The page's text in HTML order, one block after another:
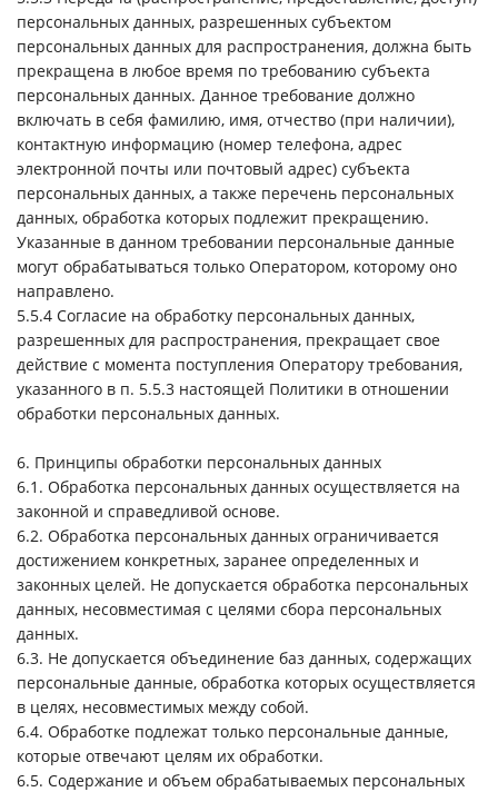
персональных данных, разрешенных субъектом
персональных данных для распространения, должна быть
прекращена в любое время по требованию субъекта
персональных данных. Данное требование должно
включать в себя фамилию, имя, отчество (при наличии),
контактную информацию (номер телефона, адрес
электронной почты или почтовый адрес) субъекта
персональных данных, а также перечень персональных
данных, обработка которых подлежит прекращению.
Указанные в данном требовании персональные данные
могут обрабатываться только Оператором, которому оно
направлено.
5.5.4 Согласие на обработку персональных данных,
разрешенных для распространения, прекращает свое
действие с момента поступления Оператору требования,
указанного в п. 5.5.3 настоящей Политики в отношении
обработки персональных данных.
6. Принципы обработки персональных данных
6.1. Обработка персональных данных осуществляется на
законной и справедливой основе.
6.2. Обработка персональных данных ограничивается
достижением конкретных, заранее определенных и
законных целей. Не допускается обработка персональных
данных, несовместимая с целями сбора персональных
данных.
6.3. Не допускается объединение баз данных, содержащих
персональные данные, обработка которых осуществляется
в целях, несовместимых между собой.
6.4. Обработке подлежат только персональные данные,
которые отвечают целям их обработки.
6.5. Содержание и объем обрабатываемых персональных